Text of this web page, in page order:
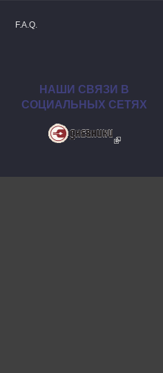
F.A.Q.
НАШИ СВЯЗИ В
СОЦИАЛЬНЫХ СЕТЯХ